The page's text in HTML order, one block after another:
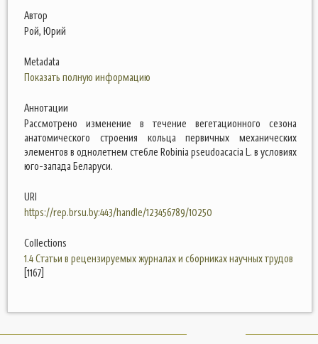
Автор
Рой, Юрий
Metadata
Показать полную информацию
Аннотации
Рассмотрено изменение в течение вегетационного сезона
анатомического строения кольца первичных механических
элементов в однолетнем стебле Robinia pseudoacacia L. в условиях
юго-запада Беларуси.
URI
https://rep.brsu.by:443/handle/123456789/10250
Collections
1.4 Статьи в рецензируемых журналах и сборниках научных трудов
[1167]